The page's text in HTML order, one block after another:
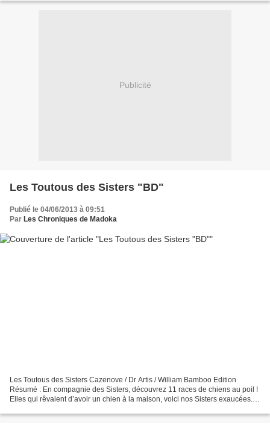
Publicité
Les Toutous des Sisters "BD"
Publié le 04/06/2013 à 09:51
Par Les Chroniques de Madoka
Les Toutous des Sisters Cazenove / Dr Artis / William Bamboo Edition
Résumé : En compagnie des Sisters, découvrez 11 races de chiens au poil !
Elles qui rêvaient d’avoir un chien à la maison, voici nos Sisters exaucées.